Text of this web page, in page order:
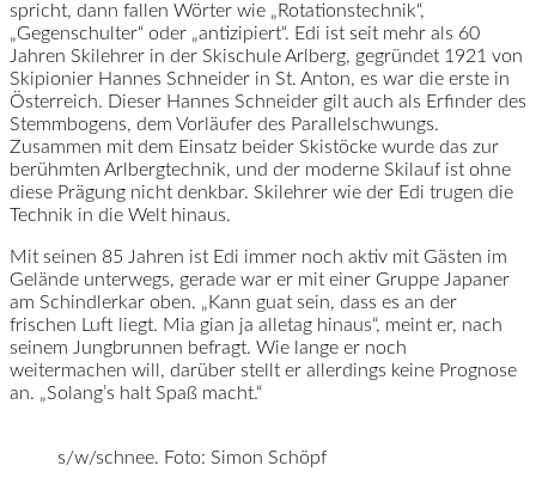
spricht, dann fallen Wörter wie „Rotationstechnik“,
„Gegenschulter“ oder „antizipiert“. Edi ist seit mehr als 60
Jahren Skilehrer in der Skischule Arlberg, gegründet 1921 von
Skipionier Hannes Schneider in St. Anton, es war die erste in
Österreich. Dieser Hannes Schneider gilt auch als Erfinder des
Stemmbogens, dem Vorläufer des Parallelschwungs.
Zusammen mit dem Einsatz beider Skistöcke wurde das zur
berühmten Arlbergtechnik, und der moderne Skilauf ist ohne
diese Prägung nicht denkbar. Skilehrer wie der Edi trugen die
Technik in die Welt hinaus.
Mit seinen 85 Jahren ist Edi immer noch aktiv mit Gästen im
Gelände unterwegs, gerade war er mit einer Gruppe Japaner
am Schindlerkar oben. „Kann guat sein, dass es an der
frischen Luft liegt. Mia gian ja alletag hinaus“, meint er, nach
seinem Jungbrunnen befragt. Wie lange er noch
weitermachen will, darüber stellt er allerdings keine Prognose
an. „Solang’s halt Spaß macht.“
s/w/schnee. Foto: Simon Schöpf